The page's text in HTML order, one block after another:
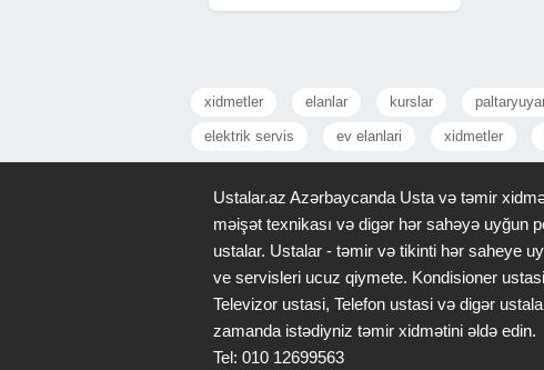
xidmetler elanlar kurslar
elektrik servis ev elanlari xidmetler
Ustalar.az Azərbaycanda Usta və təmir
məişət texnikası və digər hər sahəyə uyğun
ustalar. Ustalar - təmir və tikinti hər saheye
ve servisleri ucuz qiymete. Kondisioner
Televizor ustasi, Telefon ustasi və digər
zamanda istədiyniz təmir xidmətini əldə edin.
Tel: 010 12699563